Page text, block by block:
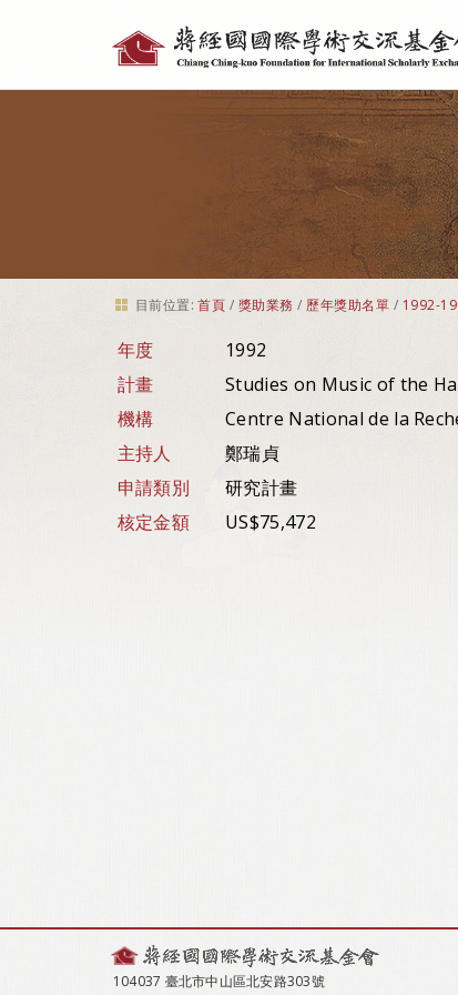
具
目前位置: 首頁 / 獎助業務 / 歷年獎助名單 / 1992-
年度
1992
計畫
Studies on Music of the
機構
Centre National de la
主持人
鄭瑞貞
申請類別
研究計畫
核定金額
US$75,472
104037 臺北市中山區北安路303號